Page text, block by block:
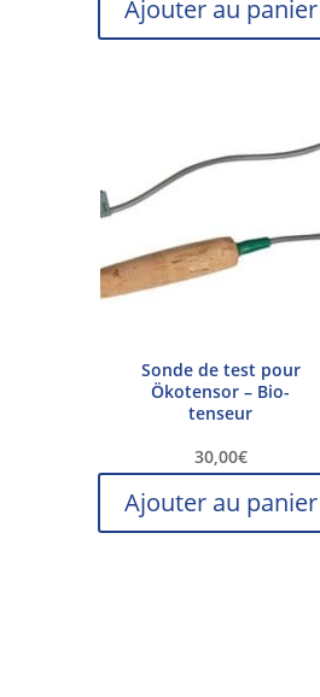
Ajouter au panier
Sonde de test pour
Ökotensor – Bio-
tenseur
30,00€
Ajouter au panier